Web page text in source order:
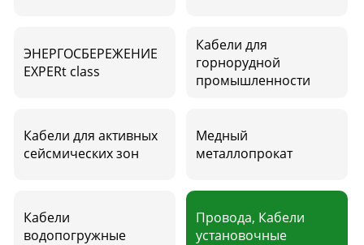
ЭНЕРГОСБЕРЕЖЕНИЕ
EXPERt class
Кабели для
горнорудной
промышленности
Кабели для активных
сейсмических зон
Медный
металлопрокат
Кабели
водопогружные
Провода, Кабели
установочные